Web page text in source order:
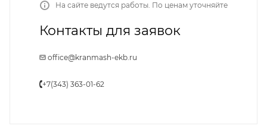
На сайте ведутся работы. По ценам уточняйте
Контакты для заявок
office@kranmash-ekb.ru
+7(343) 363-01-62